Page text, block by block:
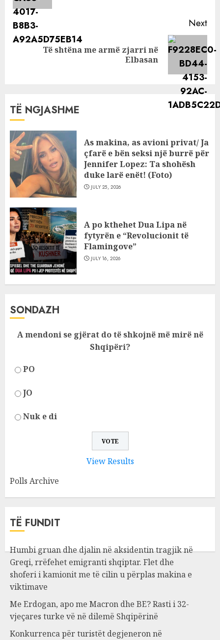
Next
Të shtëna me armë zjarri në
Elbasan
TË NGJASHME
As makina, as avioni privat/ Ja
çfarë e bën seksi një burrë për
Jennifer Lopez: Ta shohësh
duke larë enët! (Foto)
JULY 25, 2026
A po kthehet Dua Lipa në
fytyrën e “Revolucionit të
Flamingove”
JULY 16, 2026
SONDAZH
A mendoni se gjërat do të shkojnë më mirë në
Shqipëri?
PO
JO
Nuk e di
View Results
Polls Archive
TË FUNDIT
Humbi gruan dhe djalin në aksidentin tragjik në
Greqi, rrëfehet emigranti shqiptar. Flet dhe
shoferi i kamionit me të cilin u përplas makina e
viktimave
Me Erdogan, apo me Macron dhe BE? Rasti i 32-
vjeçares turke vë në dilemë Shqipërinë
Konkurrenca për turistët degjeneron në